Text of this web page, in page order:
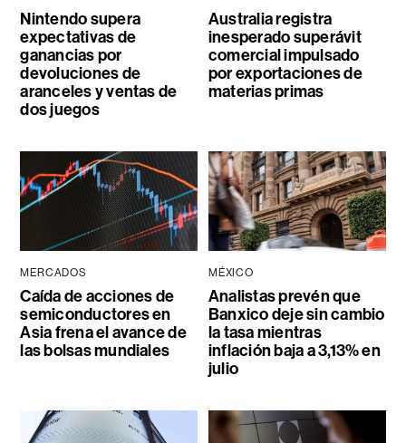
Nintendo supera
expectativas de
ganancias por
devoluciones de
aranceles y ventas de
dos juegos
Australia registra
inesperado superávit
comercial impulsado
por exportaciones de
materias primas
MERCADOS
Caída de acciones de
semiconductores en
Asia frena el avance de
las bolsas mundiales
MÉXICO
Analistas prevén que
Banxico deje sin cambio
la tasa mientras
inflación baja a 3,13% en
julio